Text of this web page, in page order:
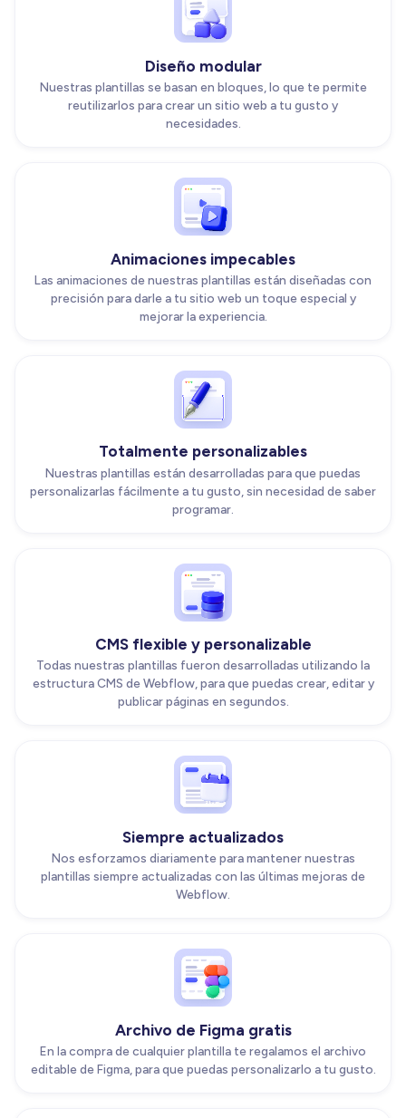
Diseño modular
Nuestras plantillas se basan en bloques, lo que te permite
reutilizarlos para crear un sitio web a tu gusto y
necesidades.
Animaciones impecables
Las animaciones de nuestras plantillas están diseñadas con
precisión para darle a tu sitio web un toque especial y
mejorar la experiencia.
Totalmente personalizables
Nuestras plantillas están desarrolladas para que puedas
personalizarlas fácilmente a tu gusto, sin necesidad de saber
programar.
CMS flexible y personalizable
Todas nuestras plantillas fueron desarrolladas utilizando la
estructura CMS de Webflow, para que puedas crear, editar y
publicar páginas en segundos.
Siempre actualizados
Nos esforzamos diariamente para mantener nuestras
plantillas siempre actualizadas con las últimas mejoras de
Webflow.
Archivo de Figma gratis
En la compra de cualquier plantilla te regalamos el archivo
editable de Figma, para que puedas personalizarlo a tu gusto.